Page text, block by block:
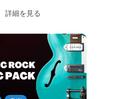
詳細を見る